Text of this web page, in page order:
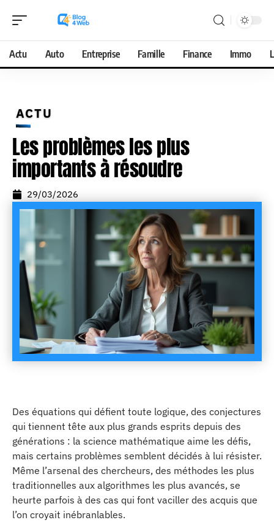
Actu Auto Entreprise Famille Finance Immo
ACTU
Les problèmes les plus
importants à résoudre
29/03/2026
Des équations qui défient toute logique, des conjectures
qui tiennent tête aux plus grands esprits depuis des
générations : la science mathématique aime les défis,
mais certains problèmes semblent décidés à lui résister.
Même l’arsenal des chercheurs, des méthodes les plus
traditionnelles aux algorithmes les plus avancés, se
heurte parfois à des cas qui font vaciller des acquis que
l’on croyait inébranlables.